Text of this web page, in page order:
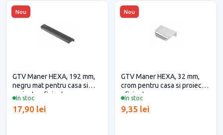
Nou
In stoc
GTV Maner HEXA, 192 mm,
negru mat pentru casa si
proiecte eficiente
17,90 lei
Nou
In stoc
GTV Maner HEXA, 32 mm,
crom pentru casa si proiecte
eficiente
9,35 lei